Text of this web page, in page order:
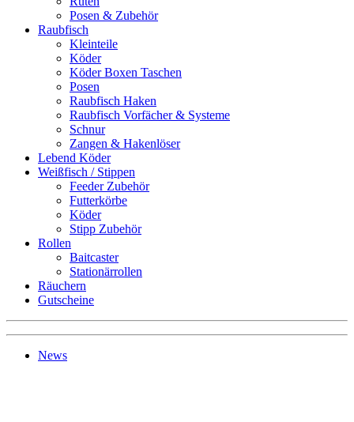
Posen & Zubehör
Raubfisch
Kleinteile
Köder
Köder Boxen Taschen
Posen
Raubfisch Haken
Raubfisch Vorfächer & Systeme
Schnur
Zangen & Hakenlöser
Lebend Köder
Weißfisch / Stippen
Feeder Zubehör
Futterkörbe
Köder
Stipp Zubehör
Rollen
Baitcaster
Stationärrollen
Räuchern
Gutscheine
News